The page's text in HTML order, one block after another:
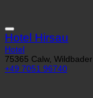
Hotel Hirsau
Hotel
75365 Calw,
+49 7051 96740